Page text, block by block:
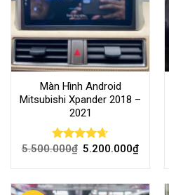
Màn Hình Android
Mitsubishi Xpander 2018 –
2021
Rated4.62
5.500.000₫ 5.200.000₫